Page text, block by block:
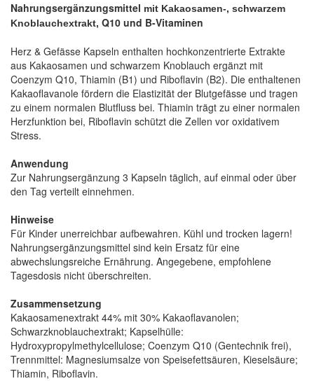
Nahrungsergänzungsmittel mit Kakaosamen-, schwarzem
Knoblauchextrakt, Q10 und B-Vitaminen
Herz & Gefässe Kapseln enthalten hochkonzentrierte Extrakte
aus Kakaosamen und schwarzem Knoblauch ergänzt mit
Coenzym Q10, Thiamin (B1) und Riboflavin (B2). Die enthaltenen
Kakaoflavanole fördern die Elastizität der Blutgefässe und tragen
zu einem normalen Blutfluss bei. Thiamin trägt zu einer normalen
Herzfunktion bei, Riboflavin schützt die Zellen vor oxidativem
Stress.
Anwendung
Zur Nahrungsergänzung 3 Kapseln täglich, auf einmal oder über
den Tag verteilt einnehmen.
Hinweise
Für Kinder unerreichbar aufbewahren. Kühl und trocken lagern!
Nahrungsergänzungsmittel sind kein Ersatz für eine
abwechslungsreiche Ernährung. Angegebene, empfohlene
Tagesdosis nicht überschreiten.
Zusammensetzung
Kakaosamenextrakt 44% mit 30% Kakaoflavanolen;
Schwarzknoblauchextrakt; Kapselhülle:
Hydroxypropylmethylcellulose; Coenzym Q10 (Gentechnik frei),
Trennmittel: Magnesiumsalze von Speisefettsäuren, Kieselsäure;
Thiamin, Riboflavin.